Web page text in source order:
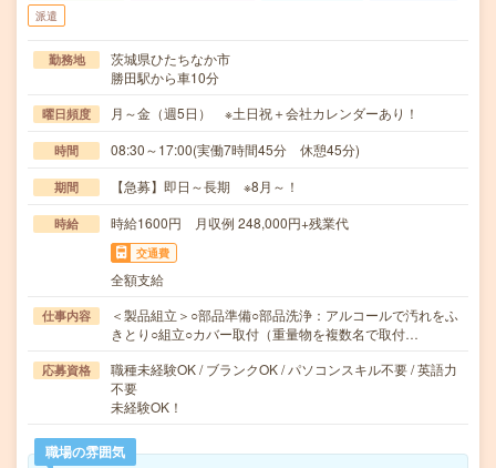
派遣
勤務地
茨城県ひたちなか市
勝田駅から車10分
曜日頻度 月～金（週5日） ※土日祝＋会社カレンダーあり！
時間 08:30～17:00(実働7時間45分 休憩45分)
期間 【急募】即日～長期 ※8月～！
時給 時給1600円 月収例 248,000円+残業代
交通費
全額支給
仕事内容
＜製品組立＞○部品準備○部品洗浄：アルコールで汚れをふ
きとり○組立○カバー取付（重量物を複数名で取付…
応募資格
職種未経験OK / ブランクOK / パソコンスキル不要 / 英語力
不要
未経験OK！
職場の雰囲気